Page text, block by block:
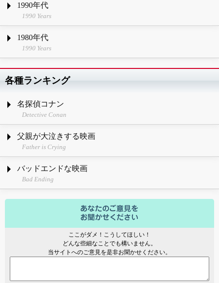
1990年代
1990 Years
1980年代
1990 Years
各種ランキング
名探偵コナン
Detective Conan
父親が大泣きする映画
Father is Crying
バッドエンドな映画
Bad Ending
ここがダメ！こうしてほしい！
どんな些細なことでも構いません。
当サイトへのご意見を是非お聞かせください。